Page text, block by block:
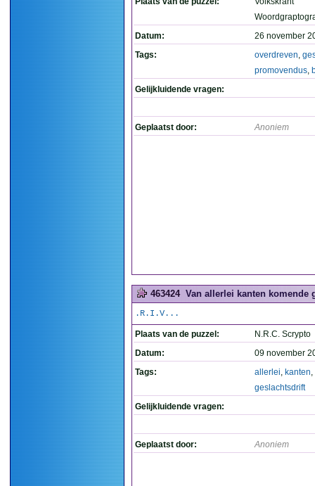
Datum:
26 november
Tags:
overdreven,
promovendus,
Gelijkluidende vragen:
Geplaatst door: Anoniem
463424 Van allerlei kanten komende
.R.I.V...
Plaats van de puzzel:
N.R.C. Scrypto
Datum:
09 november
Tags:
allerlei, kanten,
geslachtsdrift
Gelijkluidende vragen:
Geplaatst door: Anoniem